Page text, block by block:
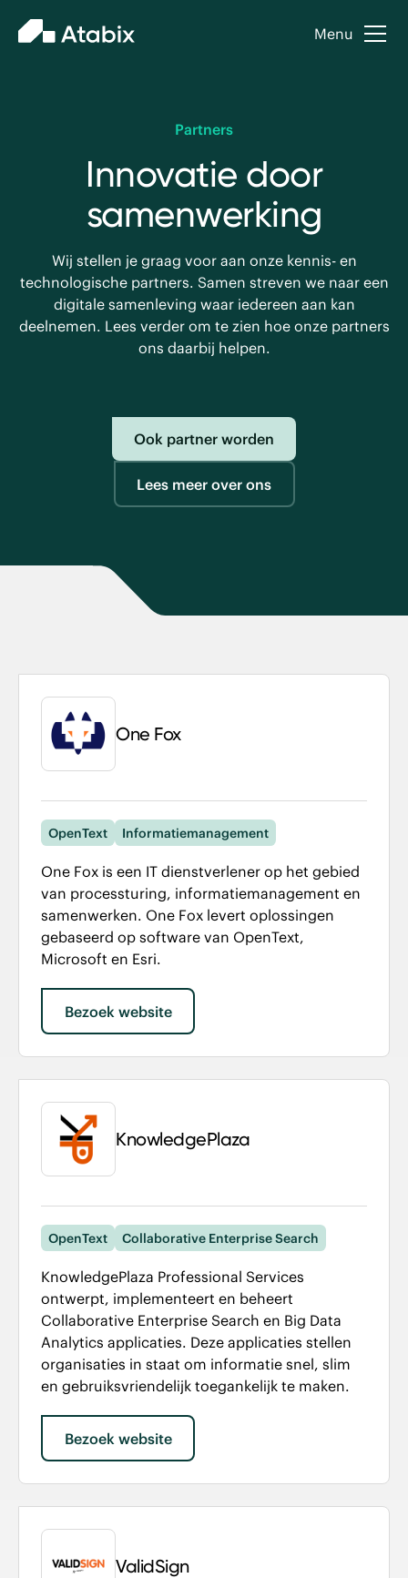
Menu
Partners
Innovatie door
samenwerking
Wij stellen je graag voor aan onze kennis- en
technologische partners. Samen streven we naar een
digitale samenleving waar iedereen aan kan
deelnemen. Lees verder om te zien hoe onze partners
ons daarbij helpen.
Ook partner worden
Lees meer over ons
One Fox
OpenText Informatiemanagement
One Fox is een IT dienstverlener op het gebied
van processturing, informatiemanagement en
samenwerken. One Fox levert oplossingen
gebaseerd op software van OpenText,
Microsoft en Esri.
Bezoek website
KnowledgePlaza
OpenText Collaborative Enterprise Search
KnowledgePlaza Professional Services
ontwerpt, implementeert en beheert
Collaborative Enterprise Search en Big Data
Analytics applicaties. Deze applicaties stellen
organisaties in staat om informatie snel, slim
en gebruiksvriendelijk toegankelijk te maken.
Bezoek website
ValidSign